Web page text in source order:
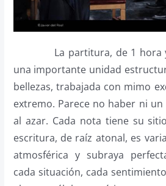
La partitura, de 1 hora y
una importante unidad
bellezas, trabajada con mimo
extremo. Parece no haber ni
al azar. Cada nota tiene su
escritura, de raíz atonal, es
atmosférica y subraya
cada situación, cada